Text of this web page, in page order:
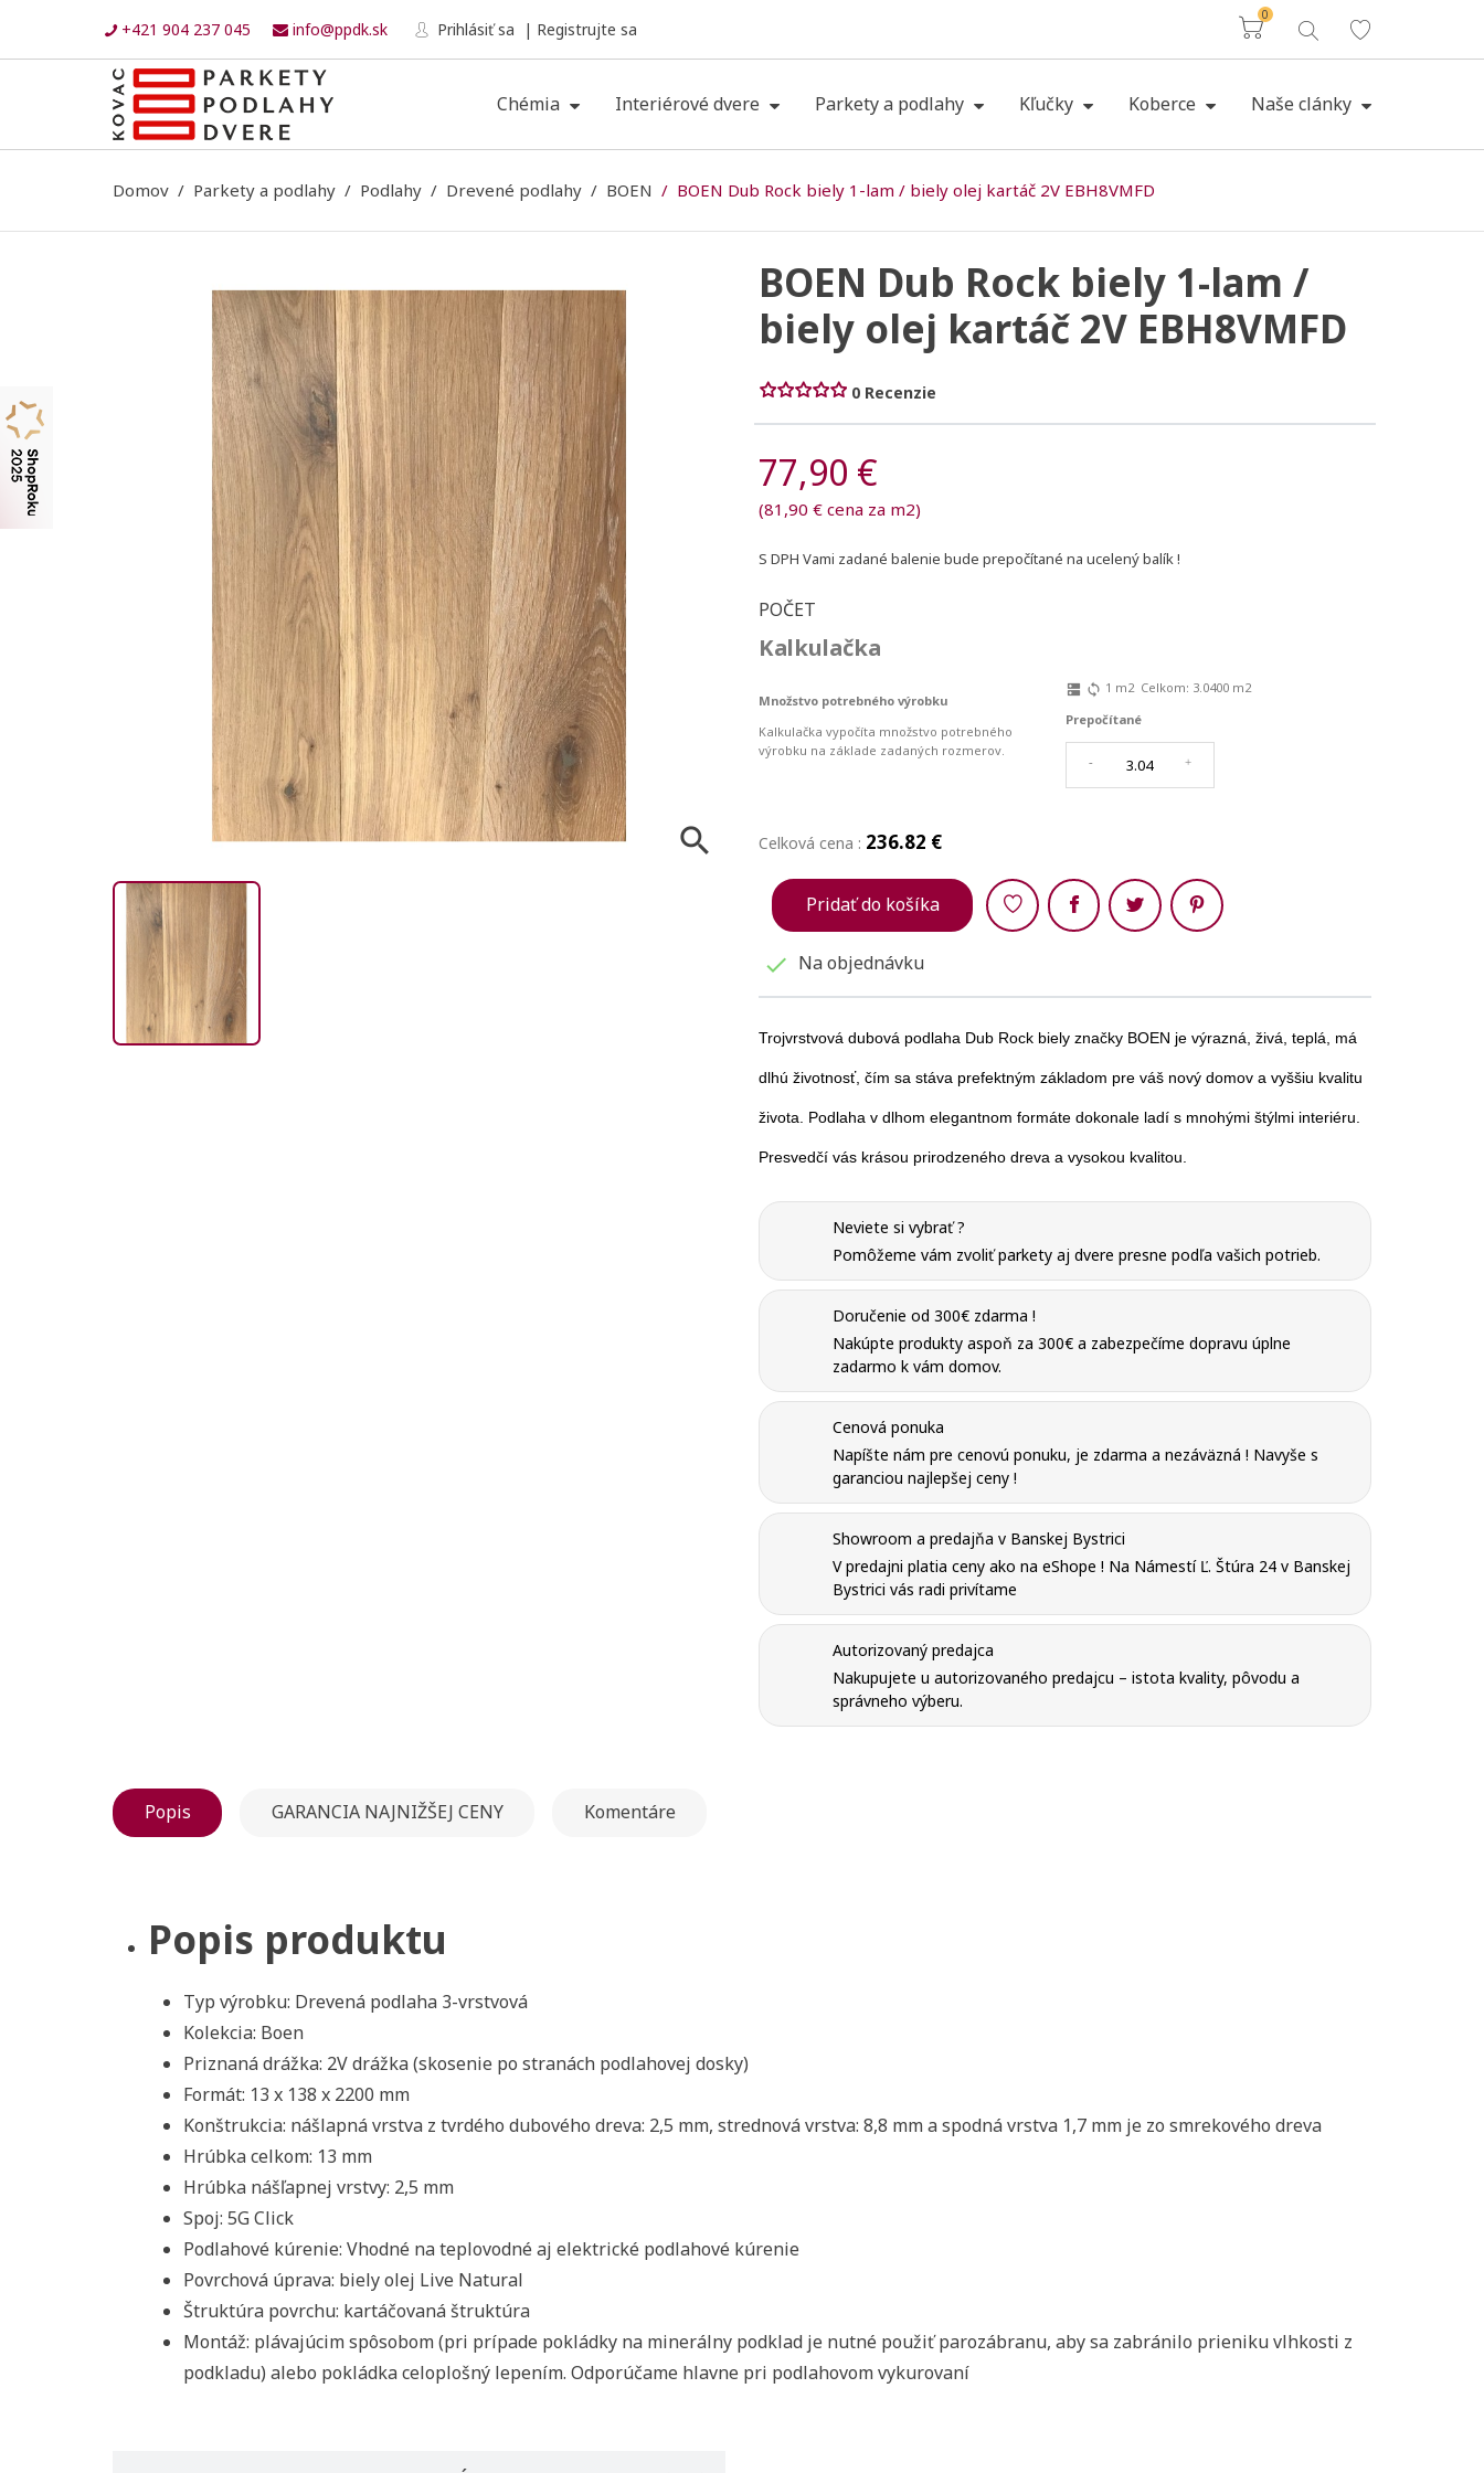
+421 904 237 045 info@ppdk.sk Prihlásiť sa Registrujte sa Košík
0
Chémia Interiérové dvere Parkety a podlahy Kľučky Koberce Naše clánky
Domov Parkety a podlahy Podlahy Drevené podlahy BOEN BOEN Dub Rock biely 1-lam / biely olej kartáč 2V EBH8VMFD

BOEN Dub Rock biely 1-lam /
biely olej kartáč 2V EBH8VMFD
0 Recenzie
77,90 €
(81,90 € cena za m2)
S DPH Vami zadané balenie bude prepočítané na ucelený balík !
POČET
Kalkulačka
Množstvo potrebného výrobku
Kalkulačka vypočíta množstvo potrebného
výrobku na základe zadaných rozmerov.
dns sync 1 m2 Celkom: 3.0400m2
Prepočítané
- +
Celková cena : 236.82 €
Pridať do košíka
 Na objednávku
Zdieľaj
Trojvrstvová dubová podlaha Dub Rock biely značky BOEN je výrazná, živá, teplá, má
dlhú životnosť, čím sa stáva prefektným základom pre váš nový domov a vyššiu kvalitu
života. Podlaha v dlhom elegantnom formáte dokonale ladí s mnohými štýlmi interiéru.
Presvedčí vás krásou prirodzeného dreva a vysokou kvalitou.
Neviete si vybrať ?
Pomôžeme vám zvoliť parkety aj dvere presne podľa vašich potrieb.
Doručenie od 300€ zdarma !
Nakúpte produkty aspoň za 300€ a zabezpečíme dopravu úplne
zadarmo k vám domov.
Cenová ponuka
Napíšte nám pre cenovú ponuku, je zdarma a nezáväzná ! Navyše s
garanciou najlepšej ceny !
Showroom a predajňa v Banskej Bystrici
V predajni platia ceny ako na eShope ! Na Námestí Ľ. Štúra 24 v Banskej
Bystrici vás radi privítame
Autorizovaný predajca
Nakupujete u autorizovaného predajcu – istota kvality, pôvodu a
správneho výberu.
Popis GARANCIA NAJNIŽŠEJ CENY Komentáre
Popis produktu
Typ výrobku: Drevená podlaha 3-vrstvová
Kolekcia: Boen
Priznaná drážka: 2V drážka (skosenie po stranách podlahovej dosky)
Formát: 13 x 138 x 2200 mm
Konštrukcia: nášlapná vrstva z tvrdého dubového dreva: 2,5 mm, strednová vrstva: 8,8 mma spodná vrstva 1,7 mm je zo smrekového dreva
Hrúbka celkom: 13 mm
Hrúbka nášľapnej vrstvy: 2,5 mm
Spoj: 5G Click
Podlahové kúrenie: Vhodné na teplovodné aj elektrické podlahové kúrenie
Povrchová úprava: biely olej Live Natural
Štruktúra povrchu: kartáčovaná štruktúra
Montáž: plávajúcim spôsobom (pri prípade pokládky na minerálny podklad je nutné použiť parozábranu, aby sa zabránilo prieniku vlhkosti z
podkladu) alebo pokládka celoplošný lepením. Odporúčame hlavne pri podlahovom vykurovaní
Pridať do obľúbených
Vytvoriť zoznam želaní
Meno zoznamu
Registrovať sa